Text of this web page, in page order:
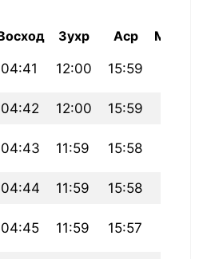
Зухр Аср Магриб
04:41 12:00 15:59
04:42 12:00 15:59
04:43 11:59 15:58
04:44 11:59 15:58
04:45 11:59 15:57